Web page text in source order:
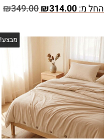
החל מ: ₪314.00
₪349.00
מבצע!